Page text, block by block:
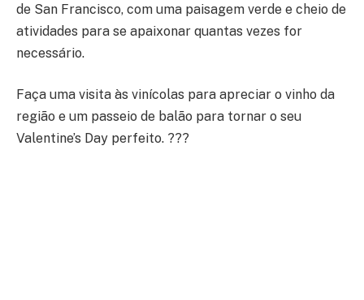
de San Francisco, com uma paisagem verde e cheio de
atividades para se apaixonar quantas vezes for
necessário.
Faça uma visita às vinícolas para apreciar o vinho da
região e um passeio de balão para tornar o seu
Valentine’s Day perfeito. ???